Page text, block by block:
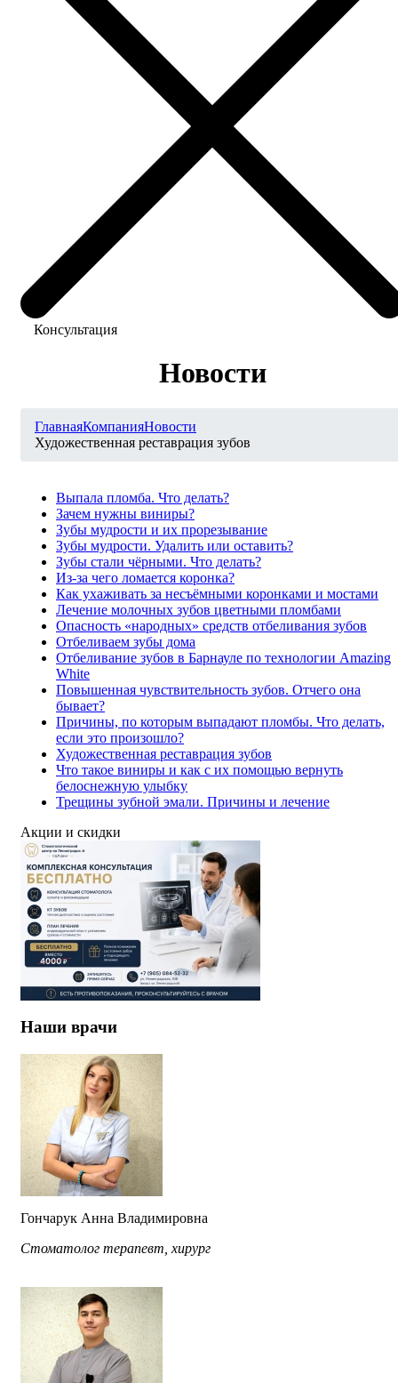
Консультация
Новости
ГлавнаяКомпанияНовости
Художественная реставрация зубов
Выпала пломба. Что делать?
Зачем нужны виниры?
Зубы мудрости и их прорезывание
Зубы мудрости. Удалить или оставить?
Зубы стали чёрными. Что делать?
Из-за чего ломается коронка?
Как ухаживать за несъёмными коронками и мостами
Лечение молочных зубов цветными пломбами
Опасность «народных» средств отбеливания зубов
Отбеливаем зубы дома
Отбеливание зубов в Барнауле по технологии Amazing
White
Повышенная чувствительность зубов. Отчего она
бывает?
Причины, по которым выпадают пломбы. Что делать,
если это произошло?
Художественная реставрация зубов
Что такое виниры и как с их помощью вернуть
белоснежную улыбку
Трещины зубной эмали. Причины и лечение
Акции и скидки
Наши врачи
Гончарук Анна Владимировна
Стоматолог терапевт, хирург